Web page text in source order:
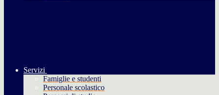
Servizi
Famiglie e studenti
Personale scolastico